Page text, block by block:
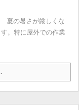
夏の暑さが厳しくな
。特に屋外での作業